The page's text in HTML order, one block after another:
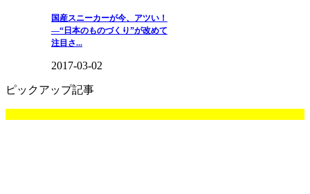
国産スニーカーが今、アツい！
―“日本のものづくり”が改めて
注目さ...
2017-03-02
ピックアップ記事